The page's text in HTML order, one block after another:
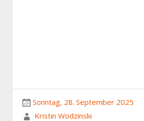
Sonntag, 28. September 2025
Kristin Wodzinski